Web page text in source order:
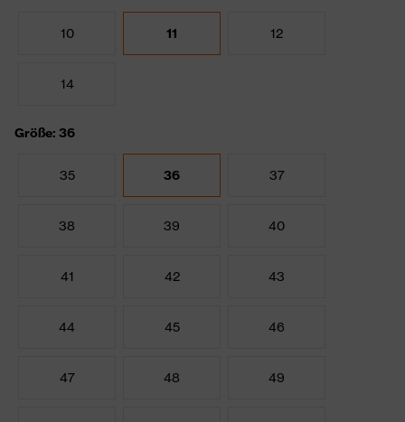
10 11 12
14
Größe: 36
35 36 37
38 39 40
41 42 43
44 45 46
47 48 49